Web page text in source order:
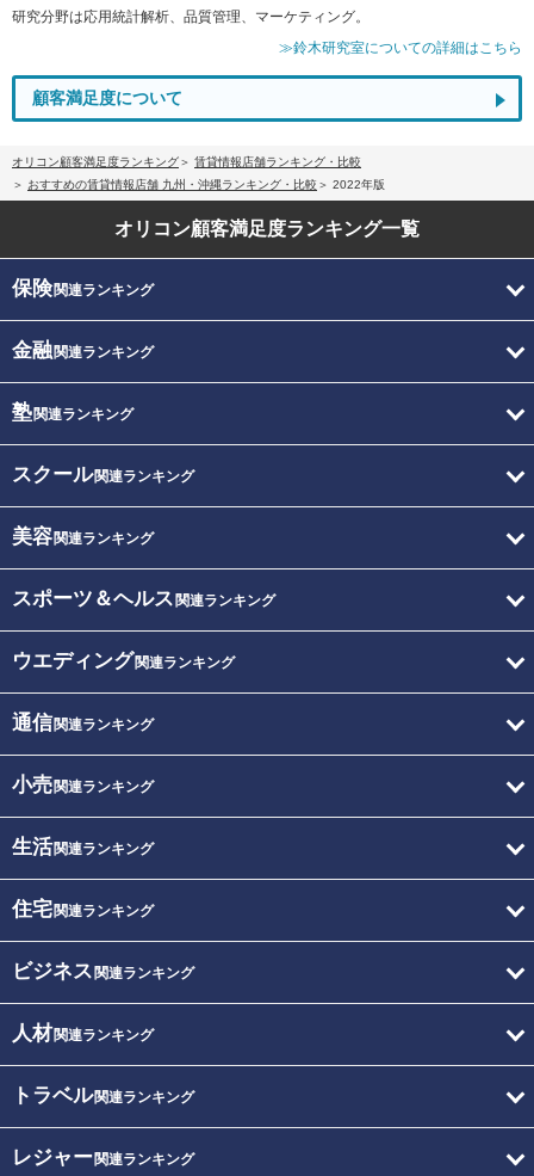
研究分野は応用統計解析、品質管理、マーケティング。
≫鈴木研究室についての詳細はこちら
顧客満足度について
オリコン顧客満足度ランキング
賃貸情報店舗ランキング・比較
おすすめの賃貸情報店舗 九州・沖縄ランキング・比較
2022年版
オリコン顧客満足度ランキング一覧
保険関連ランキング
金融関連ランキング
塾関連ランキング
スクール関連ランキング
美容関連ランキング
スポーツ＆ヘルス 関連ランキング
ウエディング関連ランキング
通信関連ランキング
小売関連ランキング
生活関連ランキング
住宅関連ランキング
ビジネス 関連ランキング
人材関連ランキング
トラベル関連ランキング
レジャー関連ランキング